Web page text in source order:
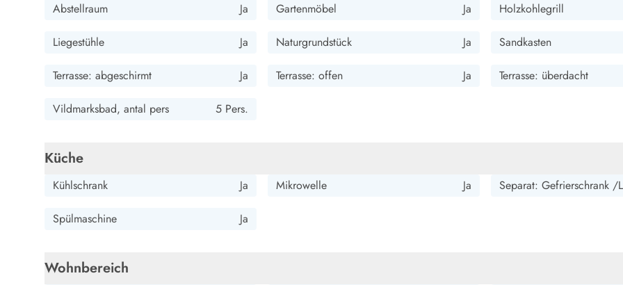
Kunstmuseen
Essen und Trinken
Weihnachten in Dänemark
Wikinger in Dänemark
Esmark BjerregardEsmark Sondervig Esmark HoustrupEsmark Fanö
Kontakt & Öffnungszeiten
Abstellraum Ja Gartenmöbel Ja Holzkohlegrill
Liegestühle Ja Naturgrundstück Ja Sandkasten
Terrasse: abgeschirmt Ja Terrasse: offen Ja Terrasse: überdacht
Vildmarksbad, antal pers 5 Pers.
Küche
Kühlschrank Ja Mikrowelle Ja Separat: Gefrierschrank /L
Spülmaschine Ja
Wohnbereich